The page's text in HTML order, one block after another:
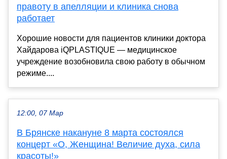
правоту в апелляции и клиника снова
работает
Хорошие новости для пациентов клиники доктора
Хайдарова iQPLASTIQUE — медицинское
учреждение возобновила свою работу в обычном
режиме....
12:00, 07 Мар
В Брянске накануне 8 марта состоялся
концерт «О, Женщина! Величие духа, сила
красоты!»